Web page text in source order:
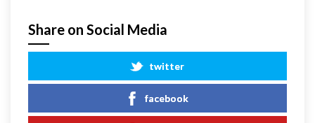
Share on Social Media
twitter
facebook